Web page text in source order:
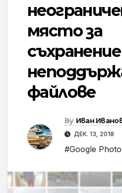
място за
файлове
By Иван
ДЕК. 13, 2018
#Google